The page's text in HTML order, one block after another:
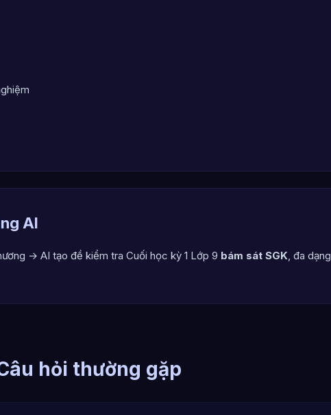
AI
→ AI tạo đề kiểm tra Cuối học kỳ 1 Lớp 9 bám sát SGK, đa dạng
Câu hỏi thường gặp